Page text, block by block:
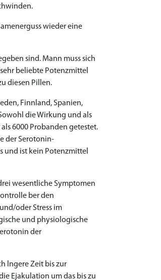
wieder eine
sind. Mann muss sich
beliebte Potenzmittel
diesen Pillen.
Finnland, Spanien,
die Wirkung und als
6000 Probanden getestet.
der Serotonin-
und ist kein Potenzmittel
wesentliche Symptomen
ber den
oder Stress im
und physiologische
der
lngere Zeit bis zur
Ejakulation um das bis zu